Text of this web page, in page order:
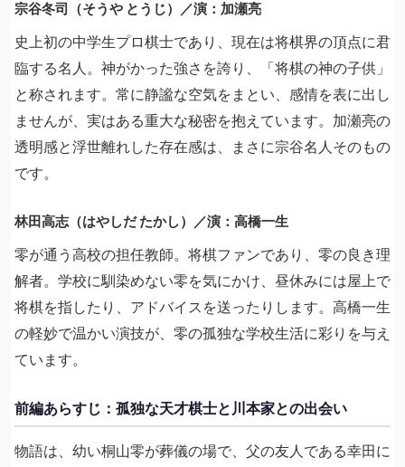
宗谷冬司（そうや とうじ）／演：加瀬亮
史上初の中学生プロ棋士であり、現在は将棋界の頂点に君
臨する名人。神がかった強さを誇り、「将棋の神の子供」
と称されます。常に静謐な空気をまとい、感情を表に出し
ませんが、実はある重大な秘密を抱えています。加瀬亮の
透明感と浮世離れした存在感は、まさに宗谷名人そのもの
です。
林田高志（はやしだ たかし）／演：高橋一生
零が通う高校の担任教師。将棋ファンであり、零の良き理
解者。学校に馴染めない零を気にかけ、昼休みには屋上で
将棋を指したり、アドバイスを送ったりします。高橋一生
の軽妙で温かい演技が、零の孤独な学校生活に彩りを与え
ています。
前編あらすじ：孤独な天才棋士と川本家との出会い
物語は、幼い桐山零が葬儀の場で、父の友人である幸田に